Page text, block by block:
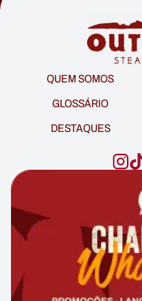
QUEM SOMOS
GLOSSÁRIO
DESTAQUES